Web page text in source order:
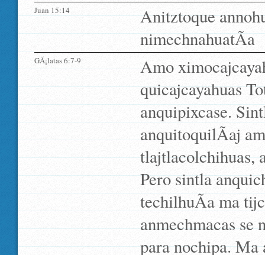
Juan 15:14
Anitztoque
nimechnahuatÃ­a
GÃ¡latas 6:7-9
Amo
quicajcayahuas
anquipixcase.
anquitoquilÃ­aj
tlajtlacolchihuas,
Pero sintla
techilhuÃ­a ma
anmechmacas
para nochipa.